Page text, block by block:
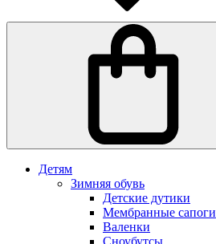
Детям
Зимняя обувь
Детские дутики
Мембранные сапоги
Валенки
Сноубутсы